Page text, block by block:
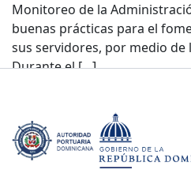
Monitoreo de la
buenas prácticas para el
sus servidores, por medio
Durante el […]